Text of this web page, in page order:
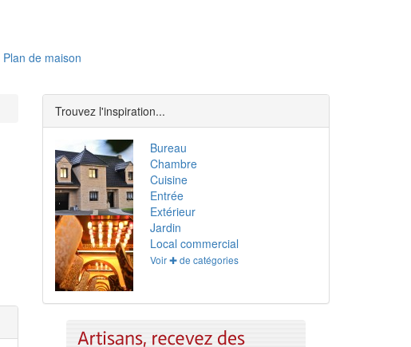
Plan de maison
Trouvez l'inspiration...
Bureau
Chambre
Cuisine
Entrée
Extérieur
Jardin
Local commercial
Voir ✚ de catégories